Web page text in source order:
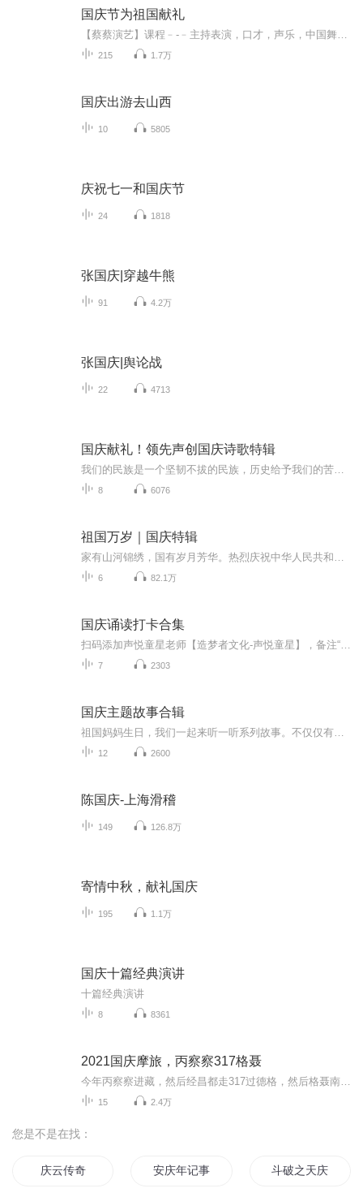
国庆节为祖国献礼
215 1.7万
国庆出游去山西
10 5805
庆祝七一和国庆节
24 1818
张国庆|穿越牛熊
91 4.2万
张国庆|舆论战
22 4713
国庆献礼！领先声创国庆诗歌特辑
8 6076
祖国万岁｜国庆特辑
6 82.1万
国庆诵读打卡合集
7 2303
国庆主题故事合辑
12 2600
陈国庆-上海滑稽
149 126.8万
寄情中秋，献礼国庆
195 1.1万
国庆十篇经典演讲
十篇经典演讲
8 8361
2021国庆摩旅，丙察察317格聂
15 2.4万
您是不是在找：
庆云传奇 安庆年记事 斗破之天庆焰火